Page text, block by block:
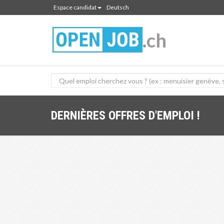
Espace candidat Deutsch
.ch
DERNIÈRES OFFRES D'EMPLOI !